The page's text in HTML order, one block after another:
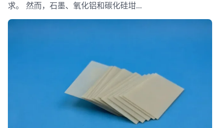
求。 然而，石墨、氧化铝和碳化硅坩…